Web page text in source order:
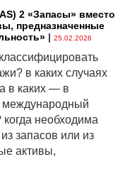
2 «Запасы» вместо
предназначенные
| 25.02.2026
в каких случаях
в каких — в
международный
когда необходима
запасов или из
активы,